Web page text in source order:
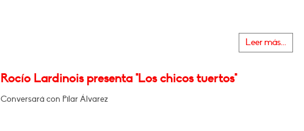
Leer más...
Rocío Lardinois presenta "Los chicos tuertos"
Conversará con Pilar Álvarez